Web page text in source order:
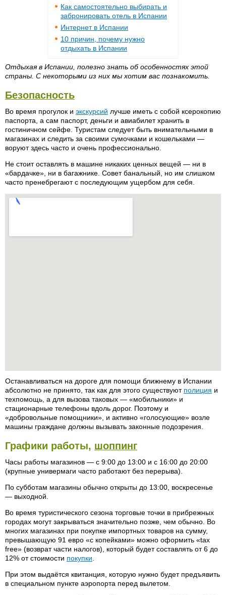
Как самостоятельно выбирать и
забронировать отель в Испании
Интернет в Испании
10 причин, почему нужно
отдыхать в Испании
Отдыхая в Испании, полезно знать об особенностях этой
страны. С некоторыми из них мы хотим вас познакомить.
Безопасность
Во время прогулок и экскурсий лучше иметь с собой ксерокопию
паспорта, а сам паспорт, деньги и авиабилет хранить в
гостиничном сейфе. Туристам следует быть внимательными в
магазинах и следить за своими сумочками и кошельками —
воруют здесь часто и очень профессионально.
Не стоит оставлять в машине никаких ценных вещей — ни в
«бардачке», ни в багажнике. Совет банальный, но им слишком
часто пренебрегают с последующим ущербом для себя.
Останавливаться на дороге для помощи ближнему в Испании
абсолютно не принято, так как для этого существуют полиция и
техпомощь, а для вызова таковых — «мобильники» и
стационарные телефоны вдоль дорог. Поэтому и
«добровольные помощники», и активно «голосующие» возле
машины граждане должны вызывать законные подозрения.
Графики работы, шоппинг
Часы работы магазинов — с 9:00 до 13:00 и с 16:00 до 20:00
(крупные универмаги часто работают без перерыва).
По субботам магазины обычно открыты до 13:00, воскресенье
— выходной.
Во время туристического сезона торговые точки в прибрежных
городах могут закрываться значительно позже, чем обычно. Во
многих магазинах при покупке импортных товаров на сумму,
превышающую 91 евро «с копейками» можно оформить «tax
free» (возврат части налогов), который будет составлять от 6 до
12% от стоимости покупки
При этом выдаётся квитанция, которую нужно будет предъявить
в специальном пункте аэропорта перед вылетом.